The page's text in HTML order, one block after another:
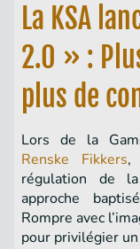
La KSA
2.0 » :
plus de
Lors de la
Renske Fikkers,
régulation de
approche
Rompre avec
pour privilégier